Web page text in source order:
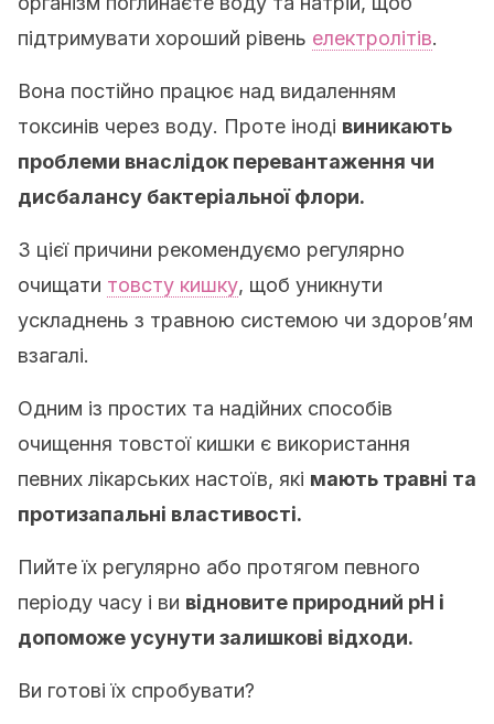
підтримувати хороший рівень електролітів.
Вона постійно працює над видаленням
токсинів через воду. Проте іноді виникають
проблеми внаслідок перевантаження чи
дисбалансу бактеріальної флори.
З цієї причини рекомендуємо регулярно
очищати товсту кишку, щоб уникнути
ускладнень з травною системою чи здоров’ям
взагалі.
Одним із простих та надійних способів
очищення товстої кишки є використання
певних лікарських настоїв, які мають травні та
протизапальні властивості.
Пийте їх регулярно або протягом певного
періоду часу і ви відновите природний pH і
допоможе усунути залишкові відходи.
Ви готові їх спробувати?